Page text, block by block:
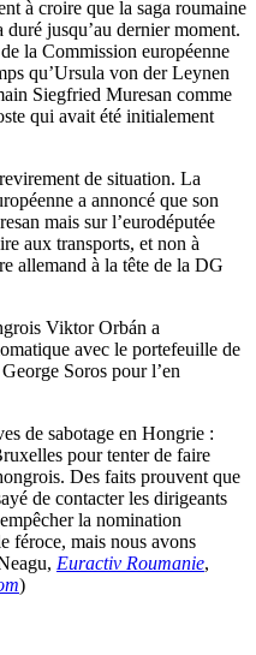
à croire que la saga roumaine
jusqu’au dernier moment.
la Commission européenne
qu’Ursula von der Leynen
Siegfried Muresan comme
qui avait été initialement
de situation. La
a annoncé que son
mais sur l’eurodéputée
aux transports, et non à
allemand à la tête de la DG
Viktor Orbán a
avec le portefeuille de
Soros pour l’en
de sabotage en Hongrie :
pour tenter de faire
Des faits prouvent que
de contacter les dirigeants
la nomination
féroce, mais nous avons
Euractiv Roumanie,
)